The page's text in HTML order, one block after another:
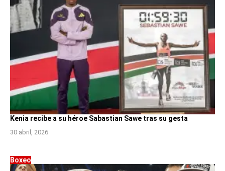
Kenia recibe a su héroe Sabastian Sawe tras su gesta
30 abril, 2026
Boxeo